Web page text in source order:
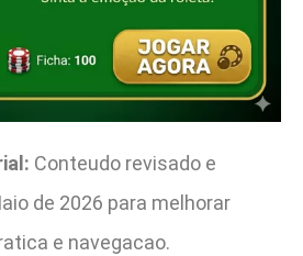
Conteudo revisado e
de 2026 para melhorar
e navegacao.